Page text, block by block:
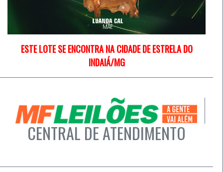
ESTE LOTE SE ENCONTRA NA CIDADE DE ESTRELA DO
INDAIÁ/MG
CENTRAL DE ATENDIMENTO